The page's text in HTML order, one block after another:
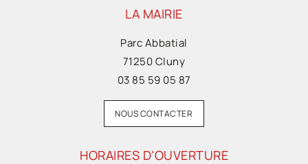
LA MAIRIE
Parc Abbatial
71250 Cluny
03 85 59 05 87
NOUS CONTACTER
HORAIRES D'OUVERTURE